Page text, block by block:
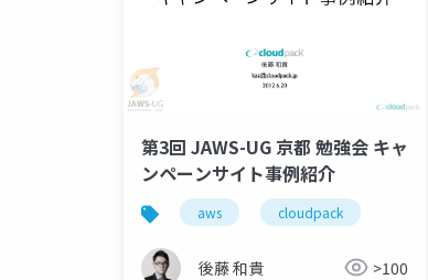
第3回 JAWS-UG 京都 勉強会 キャ
ンペーンサイト事例紹介
aws cloudpack
後藤 和貴 >100